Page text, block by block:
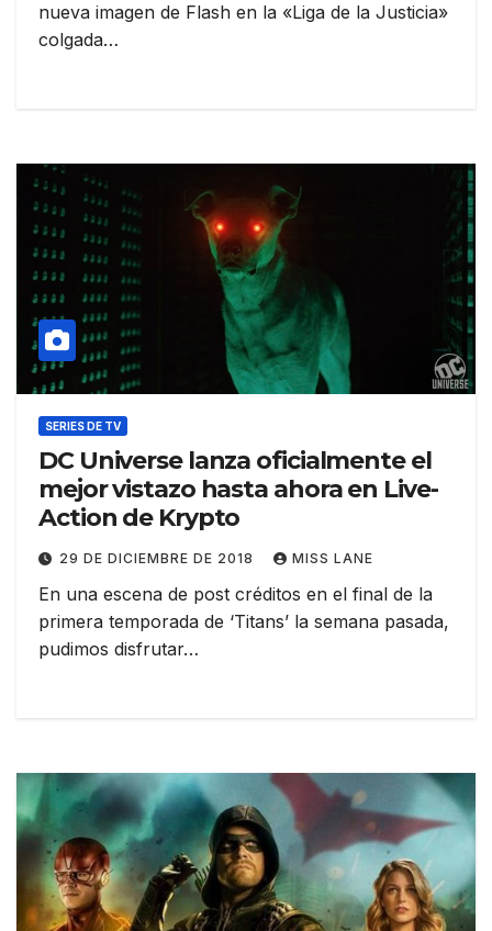
nueva imagen de Flash en la «Liga de la Justicia»
colgada…
SERIES DE TV
DC Universe lanza oficialmente el
mejor vistazo hasta ahora en Live-
Action de Krypto
29 DE DICIEMBRE DE 2018 MISS LANE
En una escena de post créditos en el final de la
primera temporada de ‘Titans’ la semana pasada,
pudimos disfrutar…